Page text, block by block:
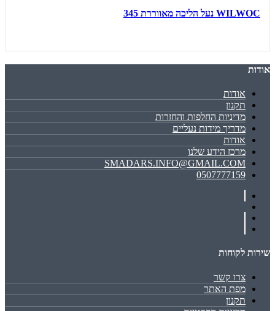
WILWOC נעל הליכה מאווררת 345
אודות
אודות
תקנון
מדיניות החלפות והחזרות
מדריך מידות נעליים
אודות
מרכז הידע שלנו
SMADARS.INFO@GMAIL.COM
0507777159
שירות לקוחות
צרו קשר
מפת האתר
תקנון